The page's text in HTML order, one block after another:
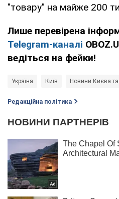
"товару" на майже 200
Лише перевірена
Telegram-каналі
ведіться на фейки!
Україна Київ Новини Києва та
Редакційна політика